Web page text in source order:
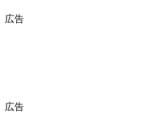
広告
広告